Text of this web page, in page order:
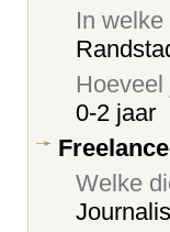
In
0-2 jaar
Welke